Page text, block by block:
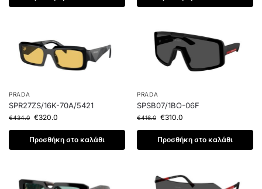
PRADA
SPR27ZS/16K-70A/5421
€434.0 €320.0
Προσθήκη στο καλάθι
PRADA
SPSB07/1BO-06F
€416.0 €310.0
Προσθήκη στο καλάθι